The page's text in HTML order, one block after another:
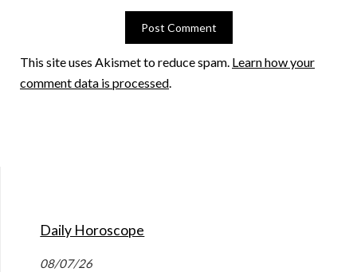
This site uses Akismet to reduce spam. Learn how your
comment data is processed
Daily Horoscope
08/07/26